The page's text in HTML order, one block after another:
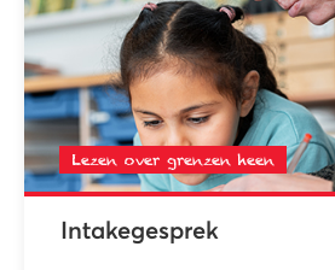
Lezen over grenzen heen
Intakegesprek